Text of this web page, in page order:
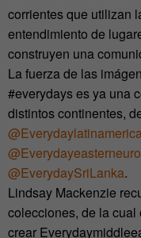
corrientes que utilizan
entendimiento de
construyen una
La fuerza de las
#everydays es ya una
distintos continentes,
@Everydaylatinamerica
@EverydaySriLanka.
Lindsay Mackenzie
colecciones, de la
crear